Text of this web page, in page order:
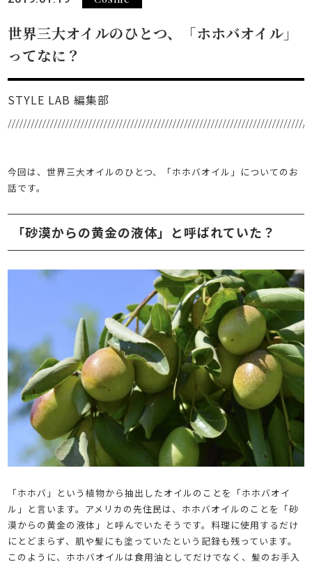
世界三大オイルのひとつ、「ホホバオイル」
ってなに？
STYLE LAB 編集部
今回は、世界三大オイルのひとつ、「ホホバオイル」についてのお
話です。
「砂漠からの黄金の液体」と呼ばれていた？
「ホホバ」という植物から抽出したオイルのことを「ホホバオイ
ル」と言います。アメリカの先住民は、ホホバオイルのことを「砂
漠からの黄金の液体」と呼んでいたそうです。料理に使用するだけ
にとどまらず、肌や髪にも塗っていたという記録も残っています。
このように、ホホバオイルは食用油としてだけでなく、髪のお手入